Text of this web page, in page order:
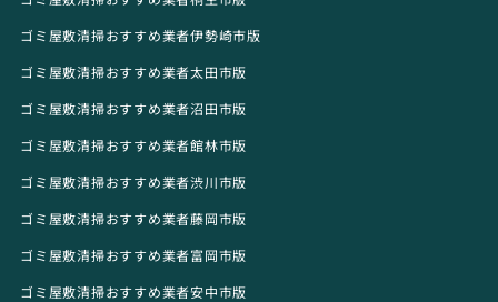
ゴミ屋敷清掃おすすめ業者伊勢崎市版
ゴミ屋敷清掃おすすめ業者太田市版
ゴミ屋敷清掃おすすめ業者沼田市版
ゴミ屋敷清掃おすすめ業者館林市版
ゴミ屋敷清掃おすすめ業者渋川市版
ゴミ屋敷清掃おすすめ業者藤岡市版
ゴミ屋敷清掃おすすめ業者富岡市版
ゴミ屋敷清掃おすすめ業者安中市版